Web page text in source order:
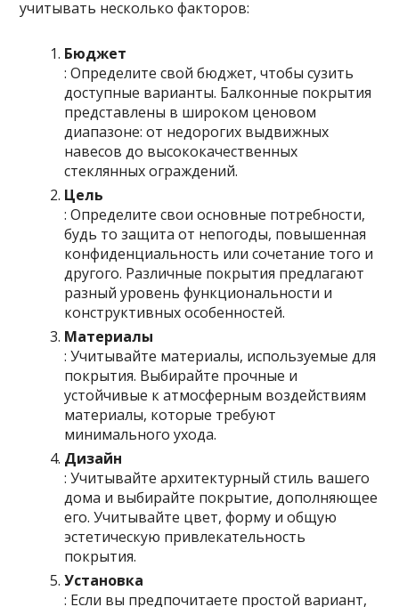
учитывать несколько факторов:
Бюджет
: Определите свой бюджет, чтобы сузить
доступные варианты. Балконные покрытия
представлены в широком ценовом
диапазоне: от недорогих выдвижных
навесов до высококачественных
стеклянных ограждений.
Цель
: Определите свои основные потребности,
будь то защита от непогоды, повышенная
конфиденциальность или сочетание того и
другого. Различные покрытия предлагают
разный уровень функциональности и
конструктивных особенностей.
Материалы
: Учитывайте материалы, используемые для
покрытия. Выбирайте прочные и
устойчивые к атмосферным воздействиям
материалы, которые требуют
минимального ухода.
Дизайн
: Учитывайте архитектурный стиль вашего
дома и выбирайте покрытие, дополняющее
его. Учитывайте цвет, форму и общую
эстетическую привлекательность
покрытия.
Установка
: Если вы предпочитаете простой вариант,